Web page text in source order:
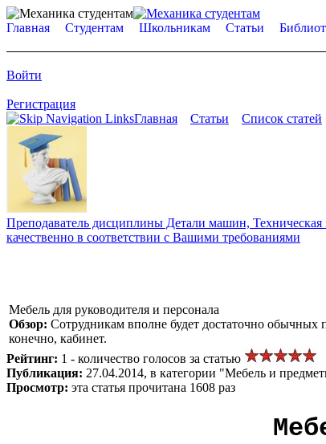
Главная Студентам Школьникам Статьи
Войти
Регистрация
Главная
Статьи Список статей
Преподаватель дисциплины Детали машин,
качественно в соответствии с Вашими требованиями
Мебель для руководителя и персонала
Обзор: Сотрудникам вполне будет достаточно обычных
конечно, кабинет.
Рейтинг: 1 - количество голосов за статью
Публикация: 27.04.2014, в категории "Мебель и
Просмотр: эта статья прочитана 1608 раз